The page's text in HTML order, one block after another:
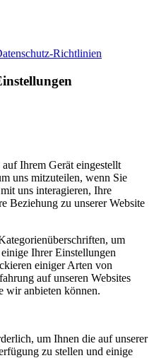
Richtlinien
Ihrem Gerät eingestellt
uns mitzuteilen, wenn Sie
uns interagieren, Ihre
Beziehung zu unserer Website
um
Ihrer Einstellungen
einiger Arten von
auf unseren Websites
wir anbieten können.
um Ihnen die auf unserer
zu stellen und einige